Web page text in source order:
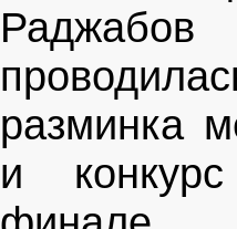
разминка
и